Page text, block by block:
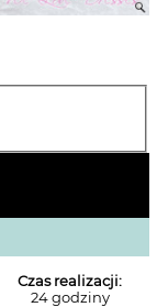
Czas realizacji:
24 godziny